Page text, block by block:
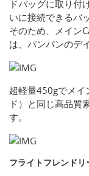
ドバッグに取り付
いに接続できるバ
そのため、メイン
は、パンパンのデ
超軽量450gでメイ
ド）と同じ高品質
す。
フライトフレンドリ